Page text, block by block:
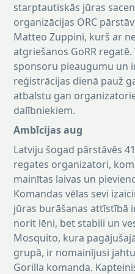
starptautiskās jūras
organizācijas ORC
Matteo Zuppini, kurš ar
atgriešanos GoRR
sponsoru pieaugumu un
reģistrācijas dienā pauž
atbalstu gan
dalībniekiem.
Ambīcijas aug
Latviju šogad pārstāvēs
regates organizatori,
mainītas laivas un
Komandas vēlas sevi
jūras burāšanas attīstībā
norit lēni, bet stabili un
Mosquito, kura
grupā, ir nomainījusi
Gorilla komanda.